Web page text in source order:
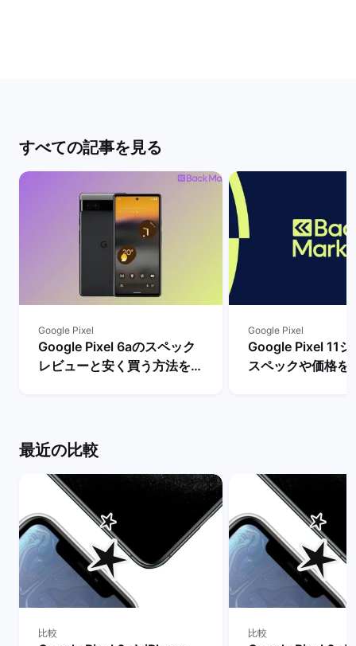
すべての記事を見る
Google Pixel
Google Pixel 6aのスペック
レビューと安く買う方法を解
Google Pixel
Google Pixel 11シ
スペックや価格を
最近の比較
比較 比較